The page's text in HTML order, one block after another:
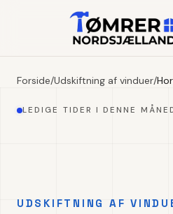
Forside/Udskiftning af vinduer/
LEDIGE TIDER I DENNE
UDSKIFTNING AF